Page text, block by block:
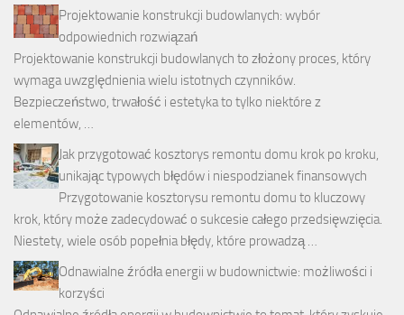
Projektowanie konstrukcji budowlanych: wybór
odpowiednich rozwiązań
Projektowanie konstrukcji budowlanych to złożony proces, który
wymaga uwzględnienia wielu istotnych czynników.
Bezpieczeństwo, trwałość i estetyka to tylko niektóre z
elementów, …
Jak przygotować kosztorys remontu domu krok po kroku,
unikając typowych błędów i niespodzianek finansowych
Przygotowanie kosztorysu remontu domu to kluczowy
krok, który może zadecydować o sukcesie całego przedsięwzięcia.
Niestety, wiele osób popełnia błędy, które prowadzą …
Odnawialne źródła energii w budownictwie: możliwości i
korzyści